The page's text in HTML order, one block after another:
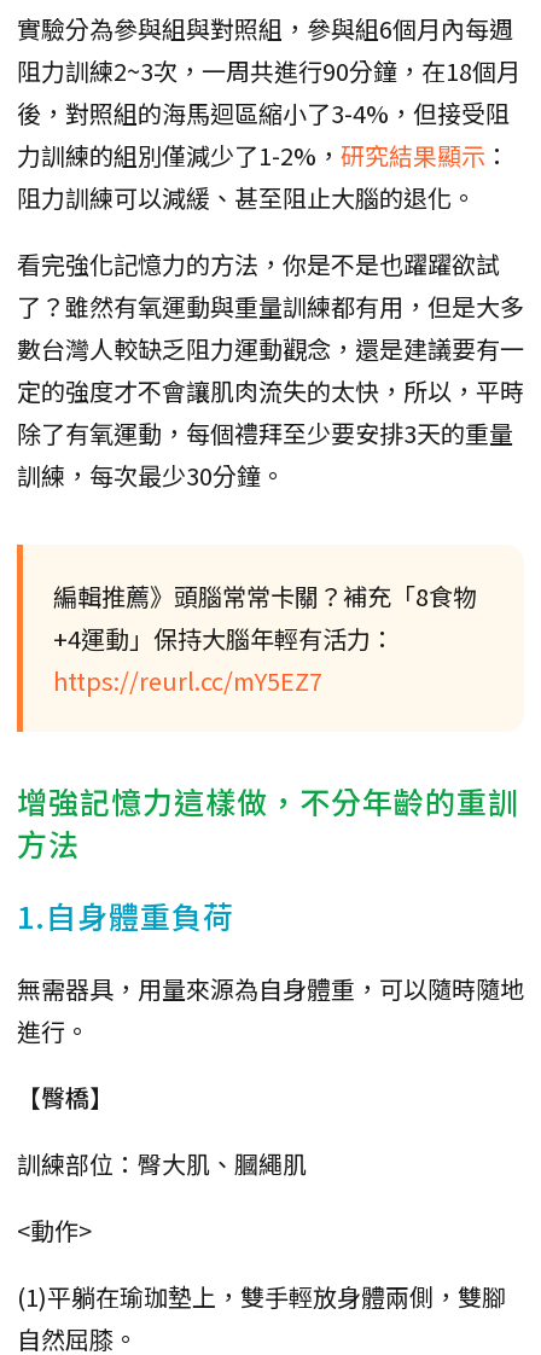
實驗分為參與組與對照組，參與組6個月內每週
阻力訓練2~3次，一周共進行90分鐘，在18個月
後，對照組的海馬迴區縮小了3-4%，但接受阻
力訓練的組別僅減少了1-2%， 研究結果顯示 ：
阻力訓練可以減緩、甚至阻止大腦的退化。
看完強化記憶力的方法，你是不是也躍躍欲試
了？雖然有氧運動與重量訓練都有用，但是大多
數台灣人較缺乏阻力運動觀念，還是建議要有一
定的強度才不會讓肌肉流失的太快，所以，平時
除了有氧運動，每個禮拜至少要安排3天的重量
訓練，每次最少30分鐘。
編輯推薦》頭腦常常卡關？補充「8食物
+4運動」保持大腦年輕有活力：
https://reurl.cc/mY5EZ7
增強記憶力這樣做，不分年齡的重訓
方法
1.自身體重負荷
無需器具，用量來源為自身體重，可以隨時隨地
進行。
【臀橋】
訓練部位：臀大肌、膕繩肌
<動作>
(1)平躺在瑜珈墊上，雙手輕放身體兩側，雙腳
自然屈膝。